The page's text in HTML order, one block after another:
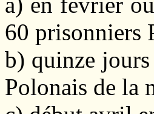
60 prisonniers
b) quinze
Polonais de la